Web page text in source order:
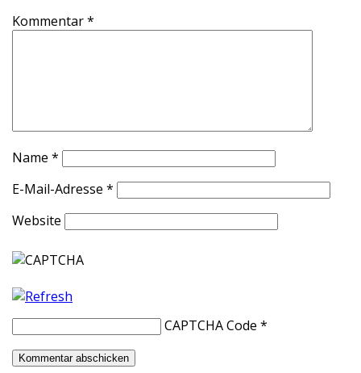
Kommentar*
Name *
E-Mail-Adresse *
Website
CAPTCHA Code *